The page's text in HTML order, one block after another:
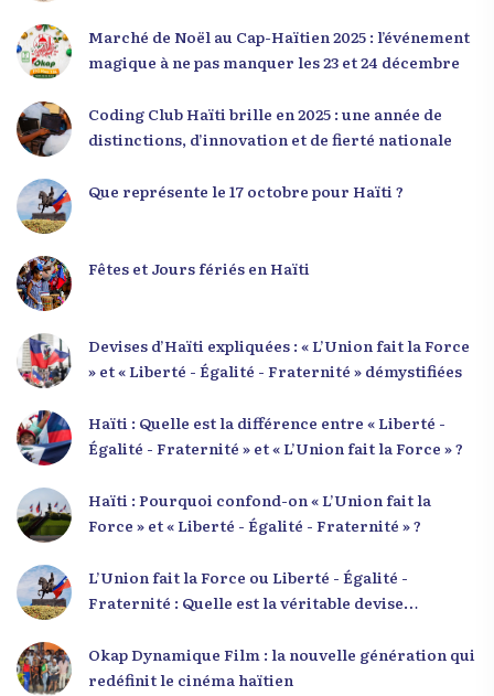
seconde intervention, « Jenès la ak responsablite l
», a souligné le lien indissociable entre potentiel et
responsabilité. Le Dr Volcy a invité les jeunes à
devenir des acteurs de transformation dans leurs
communautés, à investir dans leur formation et à
développer un leadership intègre. Appel à un
Marché de Noël au Cap-Haïtien 2025 : l’événement
magique à ne pas manquer les 23 et 24 décembre
Coding Club Haïti brille en 2025 : une année de
distinctions, d’innovation et de fierté nationale
Que représente le 17 octobre pour Haïti ?
Fêtes et Jours fériés en Haïti
Devises d’Haïti expliquées : « L’Union fait la Force
» et « Liberté - Égalité - Fraternité » démystifiées
Haïti : Quelle est la différence entre « Liberté -
Égalité - Fraternité » et « L’Union fait la Force » ?
Haïti : Pourquoi confond-on « L’Union fait la
Force » et « Liberté - Égalité - Fraternité » ?
L’Union fait la Force ou Liberté - Égalité -
Fraternité : Quelle est la véritable devise
Okap Dynamique Film : la nouvelle génération qui
redéfinit le cinéma haïtien